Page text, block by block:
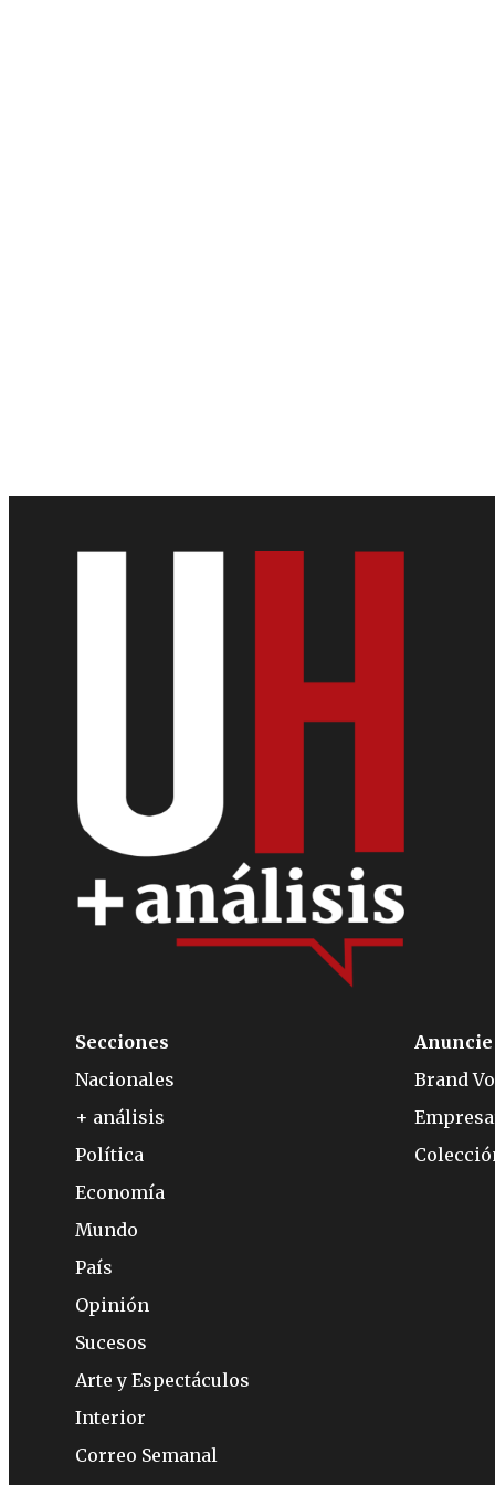
Secciones
Nacionales
+ análisis
Política
Economía
Mundo
País
Opinión
Sucesos
Arte y Espectáculos
Interior
Correo Semanal
Brand